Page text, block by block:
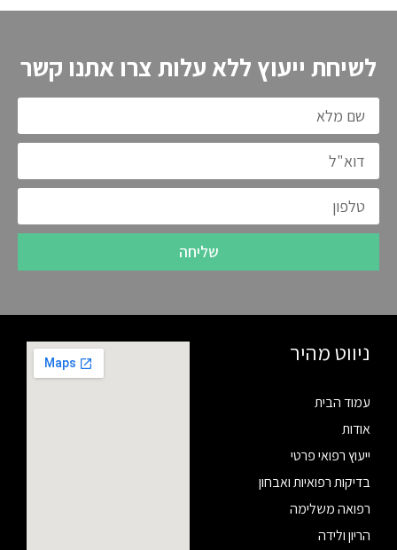
לשיחת ייעוץ ללא עלות צרו אתנו קשר
שליחה
ניווט מהיר
עמוד הבית
אודות
ייעוץ רפואי פרטי
בדיקות רפואיות ואבחון
רפואה משלימה
הריון ולידה